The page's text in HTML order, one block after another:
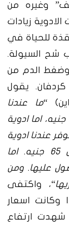
وغيره من
زيادات
للحياة في
شح السيولة.
الدم من
يقول
“ما عندنا
انسولين في الصيدليات لانو وصل 800 جنيه، اما ادوية
جنيه. المتوفر عندنا ادوية
الملاريا ب200 جنيه للشريط، البندول 65 جنيه. اما
عليها. ومن
“، واكتفى
وكانت اسعار
ارتفاع